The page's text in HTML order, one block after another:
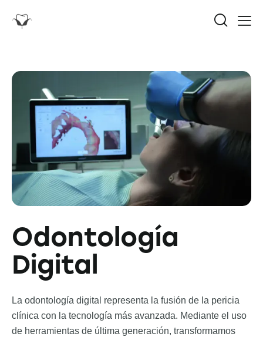
Odontología
Digital
La odontología digital representa la fusión de la pericia
clínica con la tecnología más avanzada. Mediante el uso
de herramientas de última generación, transformamos